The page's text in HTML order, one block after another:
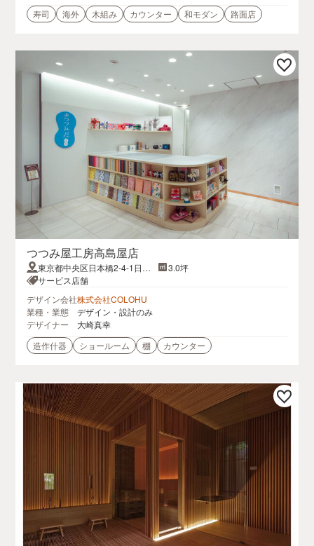
寿司
海外 木組み カウンター 和モダン 路面店
つつみ屋工房高島屋店
東京都中央区日本橋2-4-1日本
橋髙島屋S.C. 本館4
3.0坪
サービス店舗
デザイン会社株式会社COLOHU
業種・業態
デザイン・設計のみ
デザイナー
大崎真幸
造作什器
ショールーム 棚 カウンター